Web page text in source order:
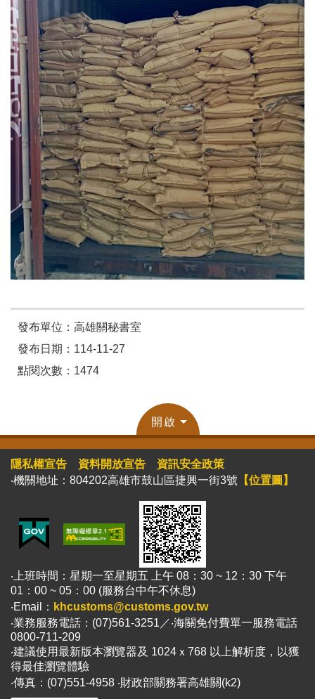
發布單位：高雄關秘書室
發布日期：114-11-27
點閱次數：1474
開啟
隱私權宣告 資料開放宣告
資訊安全政策
‧機關地址：804202高雄市鼓山區捷興一街3號 【位置圖】
‧上班時間：星期一至星期五 上午 08：30 ~ 12：30 下午
01：00 ~ 05：00 (服務台中午不休息)
‧Email： khcustoms@customs.gov.tw
‧業務服務電話：(07)561-3251／‧海關免付費單一服務電話
0800-711-209
‧建議使用最新版本瀏覽器及 1024ｘ768 以上解析度，以獲
得最佳瀏覽體驗
‧傳真：(07)551-4958 ‧財政部關務署高雄關(k2)